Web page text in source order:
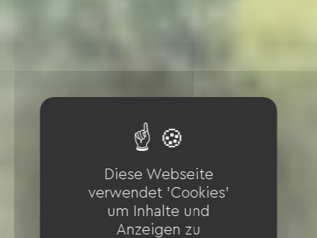
Diese Webseite
verwendet 'Cookies'
um Inhalte und
Anzeigen zu